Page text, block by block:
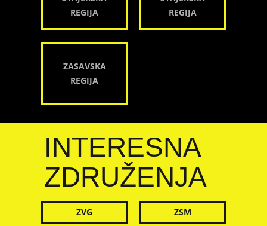
REGIJA
REGIJA
ZASAVSKA
REGIJA
INTERESNA
ZDRUŽENJA
ZVG ZSM